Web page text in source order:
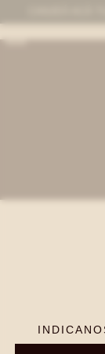
CANJEÁ ACÁ
